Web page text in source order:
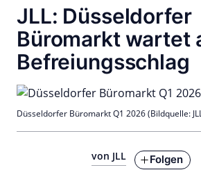
JLL: Düsseldorfer
Büromarkt wartet
Befreiungsschlag
von JLL Folgen
Düsseldorfer Büromarkt Q1 2026 (Bildquelle: